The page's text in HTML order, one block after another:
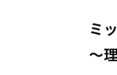
ミ
～